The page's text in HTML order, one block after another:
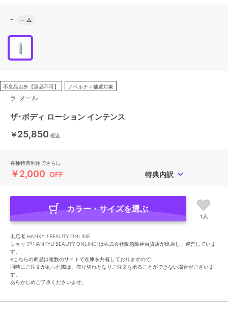
- - △
不良品以外【返品不可】 ノベルティ抽選対象
ラ･メール
ザ･ボディ ローション インテンス
￥25,850 税込
各種特典利用でさらに
￥2,000 OFF 特典内訳
カラー・サイズを選ぶ
1人
出店者:HANKYU BEAUTY ONLINE
ショップ｢HANKYU BEAUTY ONLINE｣は株式会社阪急阪神百貨店が出店し、運営していま
す。
※こちらの商品は複数のサイトで在庫を共有しておりますので、
同時にご注文があった際は、売り切れとなりご注文を承ることができない場合がございま
す。
あらかじめご了承くださいませ。